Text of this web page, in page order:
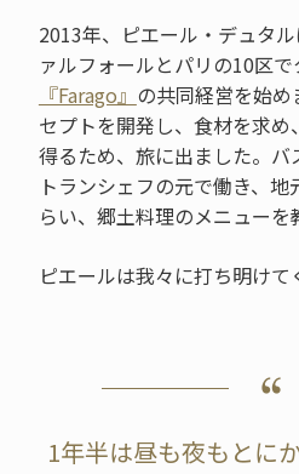
2013年、ピエール・デュタ
ァルフォールとパリの10区
『Farago』 の共同経営を始
セプトを開発し、食材を求
得るため、旅に出ました。
トランシェフの元で働き、
らい、郷土料理のメニューを
ピエールは我々に打ち明けて
1年半は昼も夜もとに